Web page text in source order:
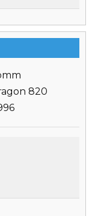
820